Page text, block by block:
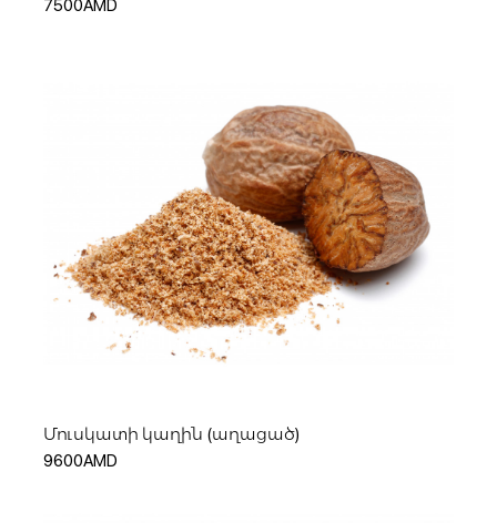
7500AMD
Մուսկատի կաղին (աղացած)
9600AMD
Ավելացնել զամբյուղ